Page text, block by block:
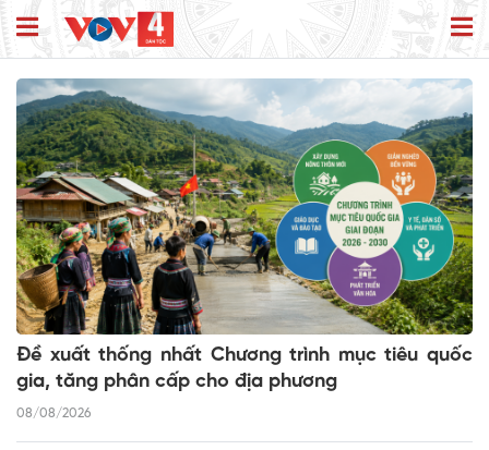
Đề xuất thống nhất Chương trình mục tiêu quốc
gia, tăng phân cấp cho địa phương
08/08/2026